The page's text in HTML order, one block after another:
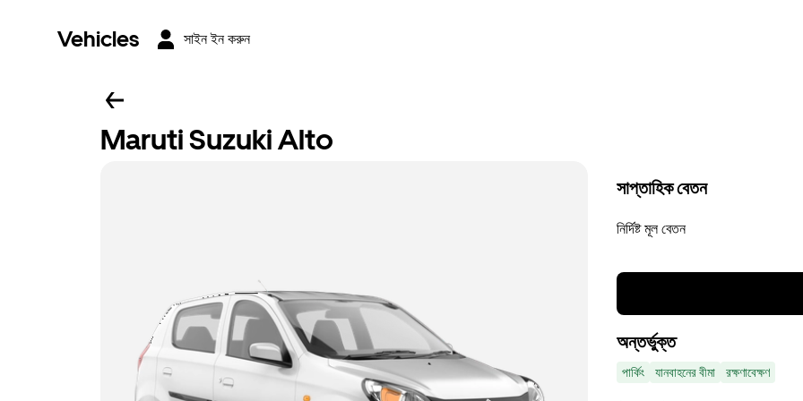
Vehicles সাইন ইন করুন
Maruti Suzuki Alto
সাপ্তাহিক বেতন
নির্দিষ্ট মূল বেতন
অন্তর্ভুক্ত
পার্কিং যানবাহনের বীমা রক্ষণাবেক্ষণ